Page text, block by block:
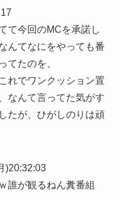
て今回のMCを承諾し
んてなにをやっても番
てたのを、
れでワンクッション置
なんて言ってた気がす
たが、ひがしのりは頑
)20:32:03
誰が観るねん糞番組